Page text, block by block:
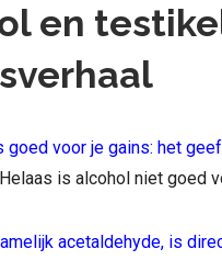
en
goed voor je gains: het
is alcohol niet goed
acetaldehyde, is